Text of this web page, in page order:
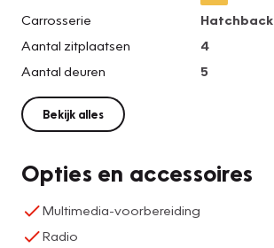
Carrosserie
Hatchback
Aantal zitplaatsen
4
Aantal deuren
5
Bekijk alles
Opties en accessoires
Multimedia-voorbereiding
Radio